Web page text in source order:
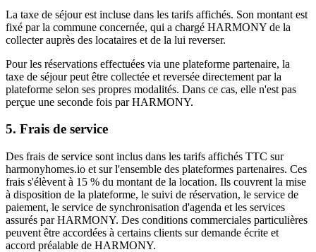
La taxe de séjour est incluse dans les tarifs affichés. Son montant est
fixé par la commune concernée, qui a chargé HARMONY de la
collecter auprès des locataires et de la lui reverser.
Pour les réservations effectuées via une plateforme partenaire, la
taxe de séjour peut être collectée et reversée directement par la
plateforme selon ses propres modalités. Dans ce cas, elle n'est pas
perçue une seconde fois par HARMONY.
5. Frais de service
Des frais de service sont inclus dans les tarifs affichés TTC sur
harmonyhomes.io et sur l'ensemble des plateformes partenaires. Ces
frais s'élèvent à 15 % du montant de la location. Ils couvrent la mise
à disposition de la plateforme, le suivi de réservation, le service de
paiement, le service de synchronisation d'agenda et les services
assurés par HARMONY. Des conditions commerciales particulières
peuvent être accordées à certains clients sur demande écrite et
accord préalable de HARMONY.